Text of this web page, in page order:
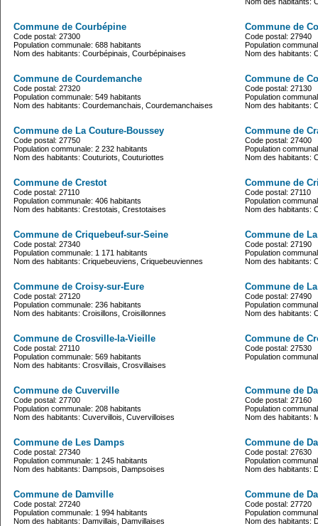
Commune de Courbépine
Code postal: 27300
Population communale: 688 habitants
Nom des habitants: Courbépinais, Courbépinaises
Commune de
Code postal: 27940
Population
Nom des habitants:
Commune de Courdemanche
Code postal: 27320
Population communale: 549 habitants
Nom des habitants: Courdemanchais, Courdemanchaises
Commune de
Code postal: 27130
Population
Nom des habitants:
Commune de La Couture-Boussey
Code postal: 27750
Population communale: 2 232 habitants
Nom des habitants: Couturiots, Couturiottes
Commune de
Code postal: 27400
Population
Nom des habitants:
Commune de Crestot
Code postal: 27110
Population communale: 406 habitants
Nom des habitants: Crestotais, Crestotaises
Commune de
Code postal: 27110
Population
Nom des habitants:
Commune de Criquebeuf-sur-Seine
Code postal: 27340
Population communale: 1 171 habitants
Nom des habitants: Criquebeuviens, Criquebeuviennes
Commune de
Code postal: 27190
Population
Nom des habitants:
Commune de Croisy-sur-Eure
Code postal: 27120
Population communale: 236 habitants
Nom des habitants: Croisillons, Croisillonnes
Commune de
Code postal: 27490
Population
Nom des habitants:
Commune de Crosville-la-Vieille
Code postal: 27110
Population communale: 569 habitants
Nom des habitants: Crosvillais, Crosvillaises
Commune de
Code postal: 27530
Population
Commune de Cuverville
Code postal: 27700
Population communale: 208 habitants
Nom des habitants: Cuvervillois, Cuvervilloises
Commune de
Code postal: 27160
Population
Nom des habitants:
Commune de Les Damps
Code postal: 27340
Population communale: 1 245 habitants
Nom des habitants: Dampsois, Dampsoises
Commune de
Code postal: 27630
Population
Nom des habitants:
Commune de Damville
Code postal: 27240
Population communale: 1 994 habitants
Nom des habitants: Damvillais, Damvillaises
Commune de
Code postal: 27720
Population
Nom des habitants: